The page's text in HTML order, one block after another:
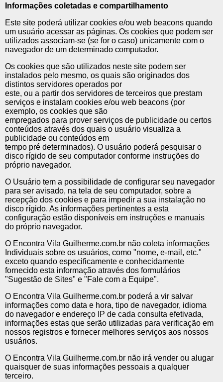
Informações coletadas e compartilhamento
Este site poderá utilizar cookies e/ou web beacons quando
um usuário acessar as páginas. Os cookies que podem ser
utilizados associam-se (se for o caso) unicamente com o
navegador de um determinado computador.
Os cookies que são utilizados neste site podem ser
instalados pelo mesmo, os quais são originados dos
distintos servidores operados por
este, ou a partir dos servidores de terceiros que prestam
serviços e instalam cookies e/ou web beacons (por
exemplo, os cookies que são
empregados para prover serviços de publicidade ou certos
conteúdos através dos quais o usuário visualiza a
publicidade ou conteúdos em
tempo pré determinados). O usuário poderá pesquisar o
disco rígido de seu computador conforme instruções do
próprio navegador.
O Usuário tem a possibilidade de configurar seu navegador
para ser avisado, na tela de seu computador, sobre a
recepção dos cookies e para impedir a sua instalação no
disco rígido. As informações pertinentes a esta
configuração estão disponíveis em instruções e manuais
do próprio navegador.
O Encontra Vila Guilherme.com.br não coleta informações
Individuais sobre os usuários, como "nome, e-mail, etc."
exceto quando especificamente e conhecidamente
fornecido esta informação através dos formulários
"Sugestão de Sites" e "Fale com a Equipe".
O Encontra Vila Guilherme.com.br poderá a vir salvar
informações como data e hora, tipo de navegador, idioma
do navegador e endereço IP de cada consulta efetivada,
informações estas que serão utilizadas para verificação em
nossos registros e fornecer melhores serviços aos nossos
usuários.
O Encontra Vila Guilherme.com.br não irá vender ou alugar
quaisquer de suas informações pessoais a qualquer
terceiro.